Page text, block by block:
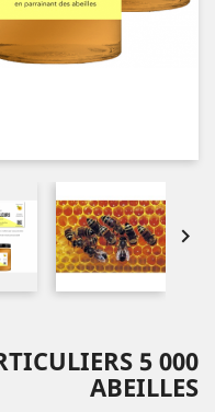

5 000
ABEILLES